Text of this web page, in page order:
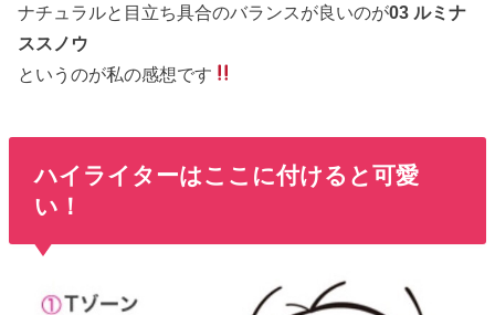
ナチュラルと目立ち具合のバランスが良いのが03 ルミナ
ススノウ
というのが私の感想です
ハイライターはここに付けると可愛
い！